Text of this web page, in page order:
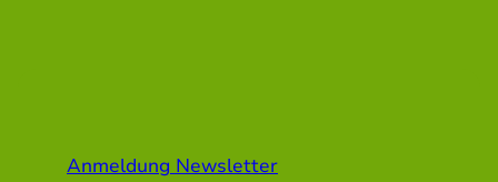
Anmeldung Newsletter